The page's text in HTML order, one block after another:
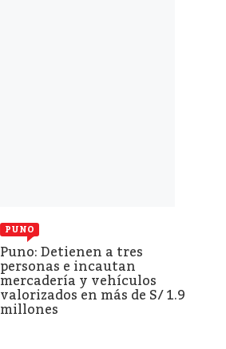
PUNO
Puno: Detienen a tres
personas e incautan
mercadería y vehículos
valorizados en más de S/ 1.9
millones